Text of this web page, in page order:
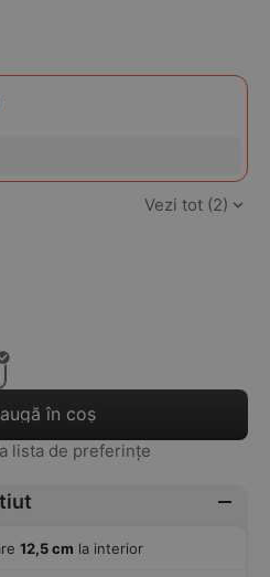
Vezi tot (2)
în coș
lista de preferințe
12,5 cm la interior